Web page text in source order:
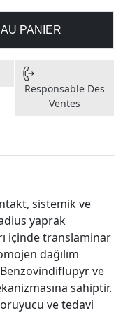
PANIER
Responsable Des
Ventes
sistemik ve
yaprak
içinde translaminar
dağılım
ve
sahiptir.
ve tedavi